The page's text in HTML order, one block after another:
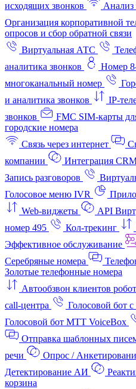
исходящих звонков
Анализ
Организация корпоративной
опросов и сбор обратной связи
Виртуальная АТС
аналитика звонков
Номер
многоканальный номер
и аналитика звонков
IP-
звонков
FMC SIM-карты
городские номера
Связь через интернет
компании
Интеграция
Запись разговоров
Голосовое меню IVR
Web-виджеты
API
номер 495
Кол-трекинг
Эффективное обслуживание
Серебряные номера
Золотые телефонные номера
Автообзвон клиентов
call-центра
Голосовой бот
Голосовой бот МТТ VoiceBox
Отправка шаблонных
речи
Опрос /
Детектирование АИ
корзина